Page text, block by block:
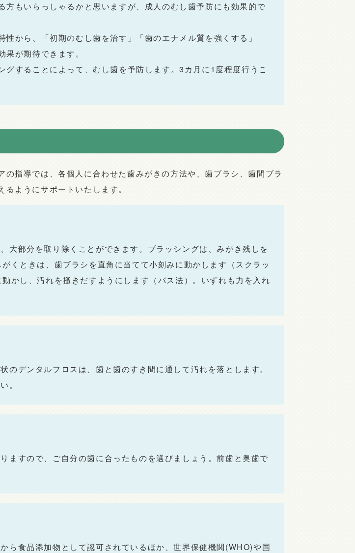
方もいらっしゃるかと思いますが、成人のむし歯予防にも効果的で
から、「初期のむし歯を治す」「歯のエナメル質を強くする」
果が期待できます。
グすることによって、むし歯を予防します。3カ月に1度程度行うこ
指導では、各個人に合わせた歯みがきの方法や、歯ブラシ、歯間ブラ
ようにサポートいたします。
大部分を取り除くことができます。ブラッシングは、みがき残しを
くときは、歯ブラシを直角に当てて小刻みに動かします（スクラッ
かし、汚れを掻きだすようにします（バス法）。いずれも力を入れ
デンタルフロスは、歯と歯のすき間に通して汚れを落とします。
。
ますので、ご自分の歯に合ったものを選びましょう。前歯と奥歯で
ら食品添加物として認可されているほか、世界保健機関(WHO)や国